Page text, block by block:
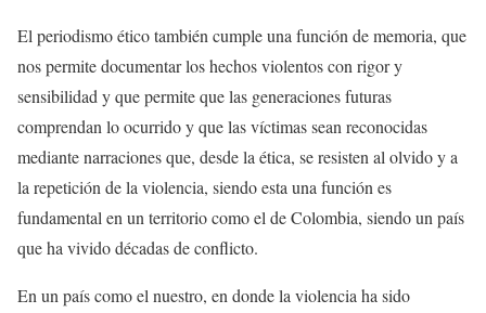
El periodismo ético también cumple una función de memoria, que
nos permite documentar los hechos violentos con rigor y
sensibilidad y que permite que las generaciones futuras
comprendan lo ocurrido y que las víctimas sean reconocidas
mediante narraciones que, desde la ética, se resisten al olvido y a
la repetición de la violencia, siendo esta una función es
fundamental en un territorio como el de Colombia, siendo un país
que ha vivido décadas de conflicto.
En un país como el nuestro, en donde la violencia ha sido